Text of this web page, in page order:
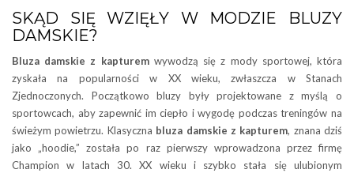
SKĄD SIĘ WZIĘŁY W MODZIE BLUZY
DAMSKIE?
Bluza damskie z kapturemwywodzą się z mody sportowej, która
zyskała na popularności w XX wieku, zwłaszcza w Stanach
Zjednoczonych. Początkowo bluzy były projektowane z myślą o
sportowcach, aby zapewnić im ciepło i wygodę podczas treningów na
świeżym powietrzu. Klasyczna bluza damskie z kapturem, znana dziś
jako „hoodie,” została po raz pierwszy wprowadzona przez firmę
Champion w latach 30. XX wieku i szybko stała się ulubionym